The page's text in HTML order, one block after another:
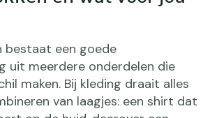
bestaat een goede
uit meerdere onderdelen die
maken. Bij kleding draait alles
van laagjes: een shirt dat